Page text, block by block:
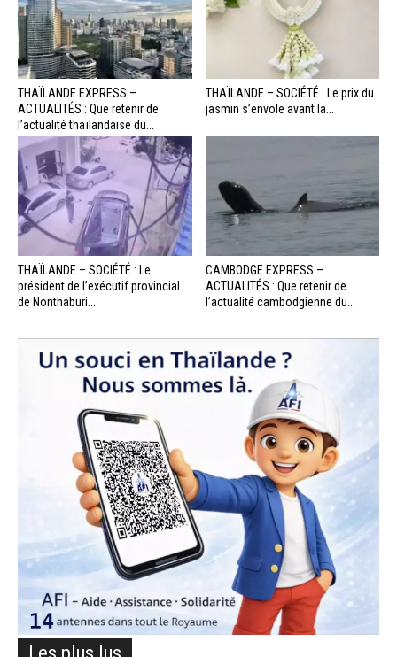
THAÏLANDE EXPRESS –
ACTUALITÉS : Que retenir de
l’actualité thaïlandaise du...
THAÏLANDE – SOCIÉTÉ : Le prix du
jasmin s’envole avant la...
THAÏLANDE – SOCIÉTÉ : Le
président de l’exécutif provincial
de Nonthaburi...
CAMBODGE EXPRESS –
ACTUALITÉS : Que retenir de
l’actualité cambodgienne du...